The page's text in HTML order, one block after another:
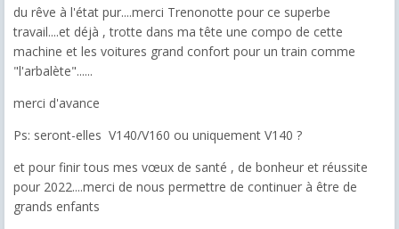
du rêve à l'état pur....merci Trenonotte pour ce superbe
travail....et déjà , trotte dans ma tête une compo de cette
machine et les voitures grand confort pour un train comme
"l'arbalète"......
merci d'avance
Ps: seront-elles V140/V160 ou uniquement V140 ?
et pour finir tous mes vœux de santé , de bonheur et réussite
pour 2022....merci de nous permettre de continuer à être de
grands enfants